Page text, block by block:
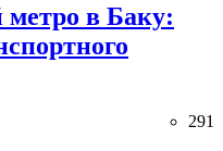
метро в Баку:
291